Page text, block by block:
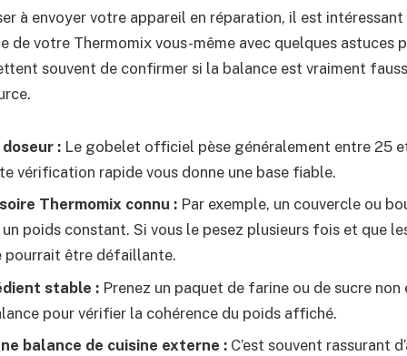
à envoyer votre appareil en réparation, il est intéressant
de votre Thermomix vous-même avec quelques astuces
souvent de confirmer si la balance est vraiment
: Le gobelet officiel pèse généralement entre 25
vérification rapide vous donne une base fiable.
Thermomix connu : Par exemple, un couvercle ou
poids constant. Si vous le pesez plusieurs fois et que
pourrait être défaillante.
stable : Prenez un paquet de farine ou de sucre non
pour vérifier la cohérence du poids affiché.
balance de cuisine externe : C’est souvent rassurant